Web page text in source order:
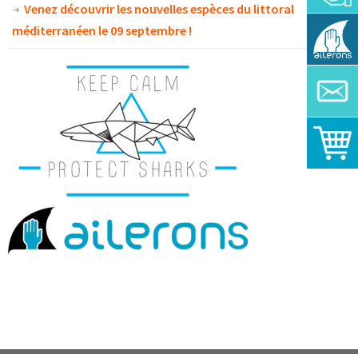
Venez découvrir les nouvelles espèces du littoral
méditerranéen le 09 septembre !